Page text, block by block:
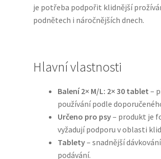
je potřeba podpořit klidnější
podnětech i náročnějších dnech.
Hlavní vlastnosti
Balení 2× M/L: 2× 30 tablet –
používání podle
Určeno pro psy– produkt je
vyžadují podporu v oblasti
Tablety– snadnější
podávání.